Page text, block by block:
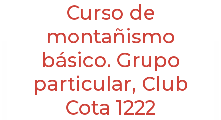
Curso de
montañismo
básico. Grupo
particular, Club
Cota 1222